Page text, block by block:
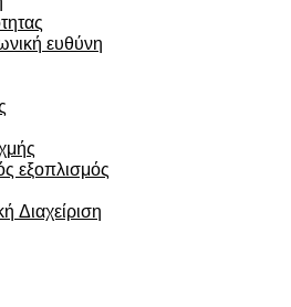
ευθύνη
εξοπλισμός
Διαχείριση